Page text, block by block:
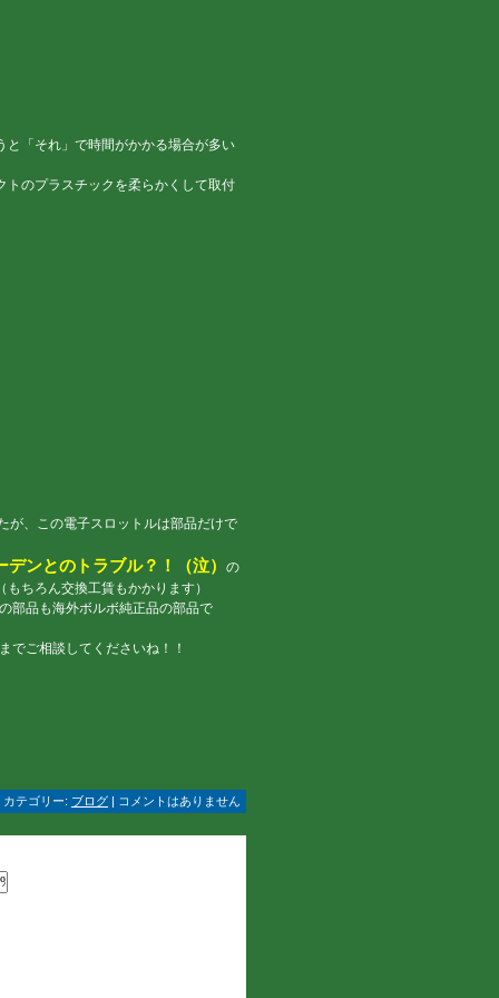
と「それ」で時間がかかる場合が多い
トのプラスチックを柔らかくして取付
が、この電子スロットルは部品だけで
ンとのトラブル？！（泣）
の
ちろん交換工賃もかかります）
部品も海外ボルボ純正品の部品で
でご相談してくださいね！！
テゴリー: ブログ | コメントはありません